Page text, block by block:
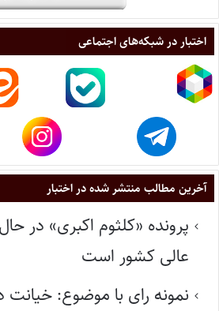
اختبار در شبکه‌های اجتماعی
آخرین مطالب منتشر شده در اختبار
پرونده «کلثوم اکبری» در
عالی کشور است
نمونه رای با موضوع: خیانت